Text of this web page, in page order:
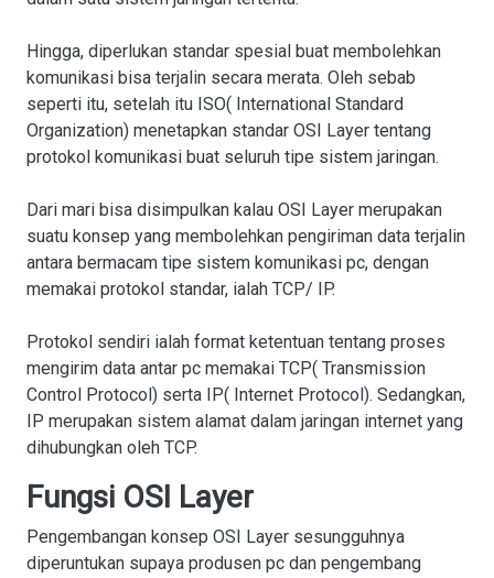
Hingga, diperlukan standar spesial buat membolehkan
komunikasi bisa terjalin secara merata. Oleh sebab
seperti itu, setelah itu ISO( International Standard
Organization) menetapkan standar OSI Layer tentang
protokol komunikasi buat seluruh tipe sistem jaringan.
Dari mari bisa disimpulkan kalau OSI Layer merupakan
suatu konsep yang membolehkan pengiriman data terjalin
antara bermacam tipe sistem komunikasi pc, dengan
memakai protokol standar, ialah TCP/ IP.
Protokol sendiri ialah format ketentuan tentang proses
mengirim data antar pc memakai TCP( Transmission
Control Protocol) serta IP( Internet Protocol). Sedangkan,
IP merupakan sistem alamat dalam jaringan internet yang
dihubungkan oleh TCP.
Fungsi OSI Layer
Pengembangan konsep OSI Layer sesungguhnya
diperuntukan supaya produsen pc dan pengembang